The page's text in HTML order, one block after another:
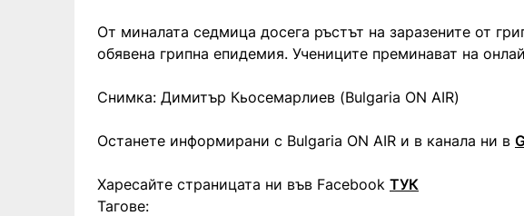
От миналата седмица досега ръстът на заразените от
обявена грипна епидемия. Учениците преминават на
Снимка: Димитър Кьосемарлиев (Bulgaria ON AIR)
Останете информирани с Bulgaria ON AIR и в канала ни в
Харесайте страницата ни във Facebook ТУК
Тагове: